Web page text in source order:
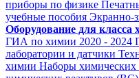
приборы по физике
учебные пособия Экранно-
Оборудование для класса
ГИА по химии 2020 - 2024
лаборатории и датчики
химии Наборы